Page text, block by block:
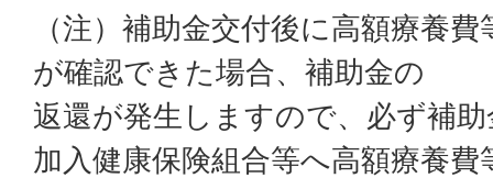
（注）補助金交付後に高額療養
が確認できた場合、補助金の
返還が発生しますので、必ず補
加入健康保険組合等へ高額療養